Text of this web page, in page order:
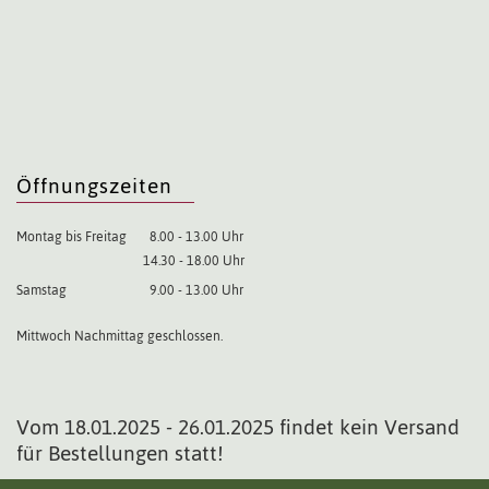
Öffnungszeiten
Montag bis Freitag
8.00 - 13.00 Uhr
14.30 - 18.00 Uhr
Samstag
9.00 - 13.00 Uhr
Mittwoch Nachmittag geschlossen.
Vom 18.01.2025 - 26.01.2025 findet kein Versand
für Bestellungen statt!